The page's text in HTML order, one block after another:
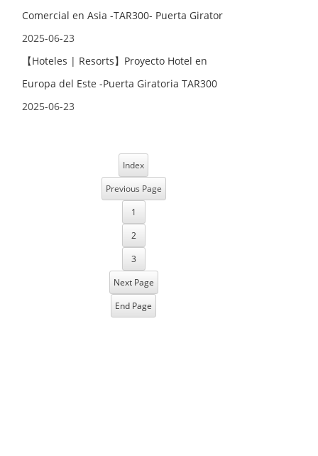
Comercial en Asia -TAR300- Puerta Girator
2025-06-23
【Hoteles | Resorts】Proyecto Hotel en
Europa del Este -Puerta Giratoria TAR300
2025-06-23
Index
Previous Page
1
2
3
Next Page
End Page